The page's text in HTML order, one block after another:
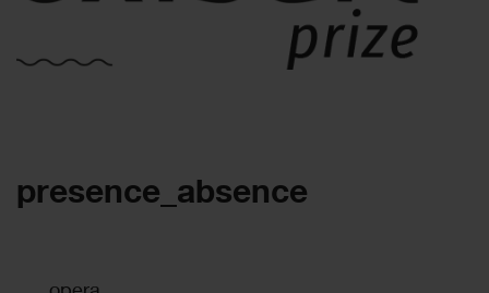
presence_absence